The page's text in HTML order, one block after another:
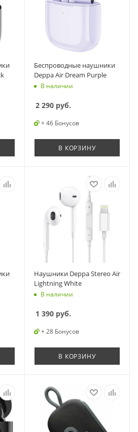
Беспроводные наушники
Deppa Air Dream Purple
В наличии
2 290руб.
+ 46 Бонусов
В КОРЗИНУ
Наушники Deppa Stereo Air
Lightning White
В наличии
1 390руб.
+ 28 Бонусов
В КОРЗИНУ